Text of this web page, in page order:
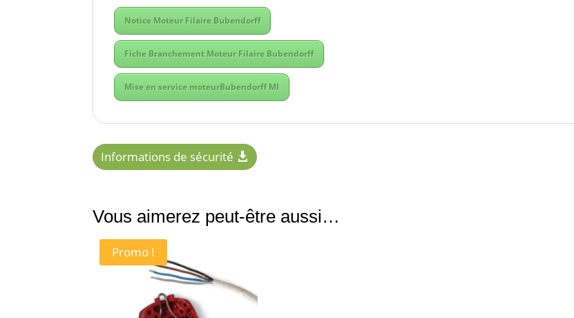
Notice Moteur Filaire Bubendorff
Fiche Branchement Moteur Filaire Bubendorff
Mise en service moteurBubendorff MI
Informations de sécurité
Vous aimerez peut-être aussi…
Promo !